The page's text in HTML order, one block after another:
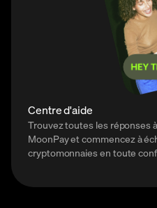
Centre d'aide
Trouvez toutes les réponses
MoonPay et commencez à
cryptomonnaies en toute